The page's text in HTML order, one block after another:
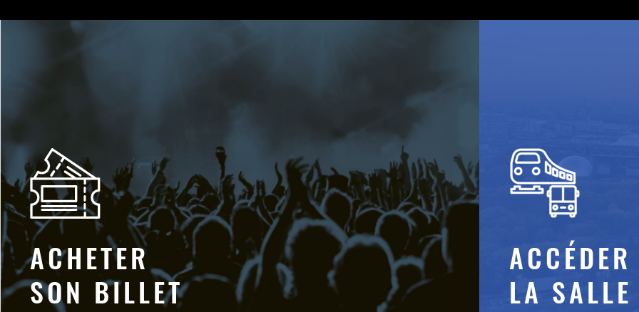
ACHETER
SON BILLET
LA SALLE